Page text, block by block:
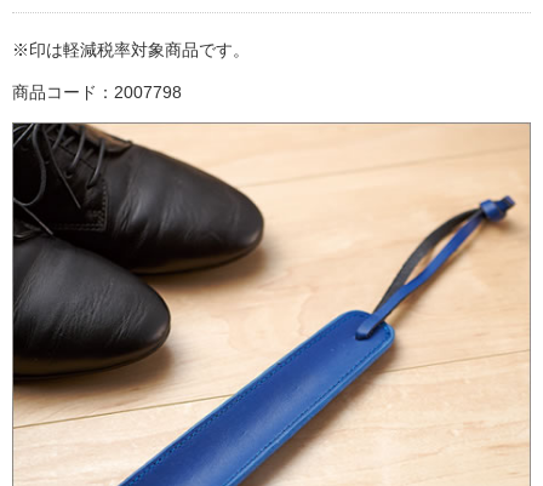
※印は軽減税率対象商品です。
商品コード：2007798